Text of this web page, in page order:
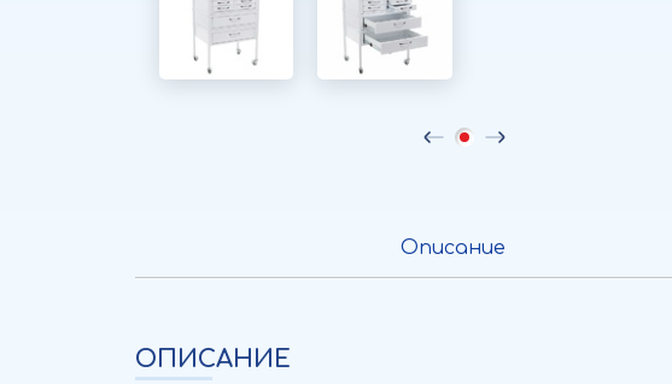
Описание
ОПИСАНИЕ